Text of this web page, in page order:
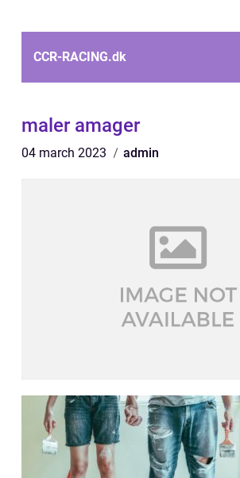
CCR-RACING.dk
maler amager
04 march 2023 admin